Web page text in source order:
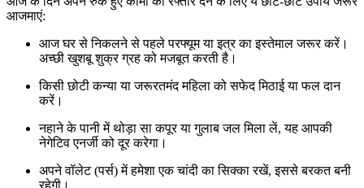
आजमाएं:
आज घर से निकलने से पहले परफ्यूम या इत्र का इस्तेमाल जरूर करें।
अच्छी खुशबू शुक्र ग्रह को मजबूत करती है।
किसी छोटी कन्या या जरूरतमंद महिला को सफेद मिठाई या फल दान
करें।
नहाने के पानी में थोड़ा सा कपूर या गुलाब जल मिला लें, यह आपकी
नेगेटिव एनर्जी को दूर करेगा।
अपने वॉलेट (पर्स) में हमेशा एक चांदी का सिक्का रखें, इससे बरकत बनी
रहेगी।